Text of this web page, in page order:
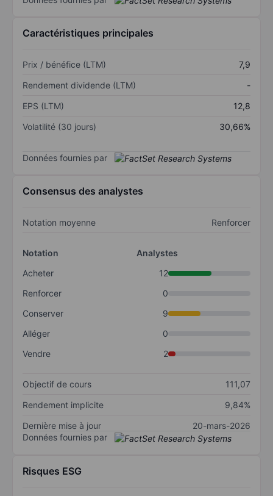
Caractéristiques principales
Prix / bénéfice (LTM)
7,9
Rendement dividende (LTM)
-
EPS (LTM)
12,8
Volatilité (30 jours)
30,66%
Données fournies par
Consensus des analystes
Notation moyenne Renforcer
Notation
Analystes
Acheter
12
Renforcer
0
Conserver
9
Alléger
0
Vendre
2
Objectif de cours
111,07
Rendement implicite
9,84%
Dernière mise à jour
20-mars-2026
Données fournies par
Risques ESG